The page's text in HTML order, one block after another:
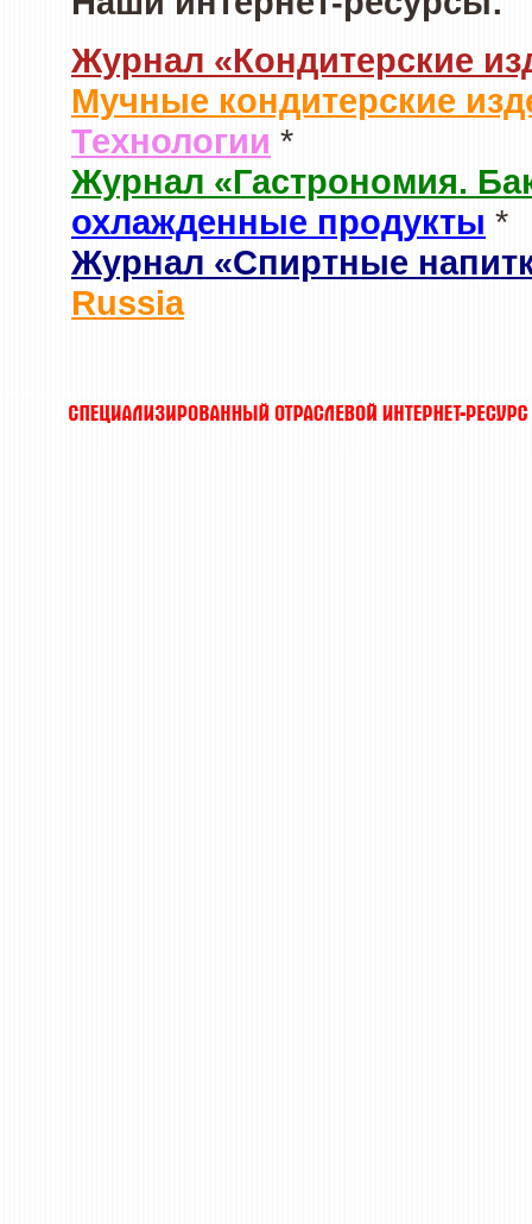
Журнал «Кондитерские
Мучные кондитерские
Технологии *
Журнал «Гастрономия.
охлажденные продукты *
Журнал «Спиртные
Russia